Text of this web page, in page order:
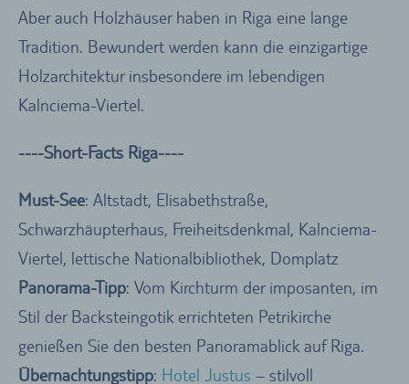
Aber auch Holzhäuser haben in Riga eine lange
Tradition. Bewundert werden kann die einzigartige
Holzarchitektur insbesondere im lebendigen
Kalnciema-Viertel.
----Short-Facts Riga----
Must-See: Altstadt, Elisabethstraße,
Schwarzhäupterhaus, Freiheitsdenkmal, Kalnciema-
Viertel, lettische Nationalbibliothek, Domplatz
Panorama-Tipp: Vom Kirchturm der imposanten, im
Stil der Backsteingotik errichteten Petrikirche
genießen Sie den besten Panoramablick auf Riga.
Übernachtungstipp: Hotel Justus – stilvoll